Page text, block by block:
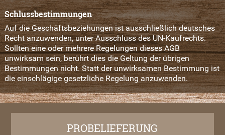
Schlussbestimmungen
Auf die Geschäftsbeziehungen ist ausschließlich deutsches
Recht anzuwenden, unter Ausschluss des UN-Kaufrechts.
Sollten eine oder mehrere Regelungen dieses AGB
unwirksam sein, berührt dies die Geltung der übrigen
Bestimmungen nicht. Statt der unwirksamen Bestimmung ist
die einschlägige gesetzliche Regelung anzuwenden.
PROBELIEFERUNG